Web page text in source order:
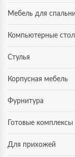
Мебель для спальни
Компьютерные
Стулья
Корпусная мебель
Фурнитура
Готовые комплексы
Для прихожей